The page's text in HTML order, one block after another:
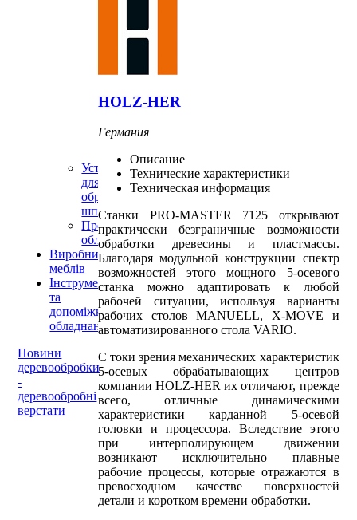
и
дверного
Для
домостроения
Устаткування
для
обробки
шпону
Пресове
обладнання
Виробництво
меблів
Інструменти
та
допоміжне
обладнання
Новини
деревообробки
-
деревообробні
верстати
HOLZ-HER
Германия
Описание
Технические характеристики
Техническая информация
Станки PRO-MASTER 7125 открывают
практически безграничные возможности
обработки древесины и пластмассы.
Благодаря модульной конструкции спектр
возможностей этого мощного 5-осевого
станка можно адаптировать к любой
рабочей ситуации, используя варианты
рабочих столов MANUELL, X-MOVE и
автоматизированного стола VARIO.
С токи зрения механических характеристик
5-осевых обрабатывающих центров
компании HOLZ-HER их отличают, прежде
всего, отличные динамическими
характеристики карданной 5-осевой
головки и процессора. Вследствие этого
при интерполирующем движении
возникают исключительно плавные
рабочие процессы, которые отражаются в
превосходном качестве поверхностей
детали и коротком времени обработки.